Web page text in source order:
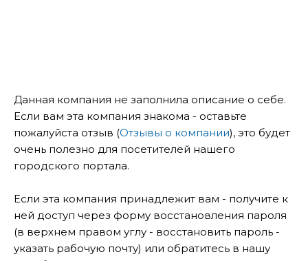
Данная компания не заполнила описание о себе.
Если вам эта компания знакома - оставьте
пожалуйста отзыв (Отзывы о компании), это будет
очень полезно для посетителей нашего
городского портала.
Если эта компания принадлежит вам - получите к
ней доступ через форму восстановления пароля
(в верхнем правом углу - восстановить пароль -
указать рабочую почту) или обратитесь в нашу